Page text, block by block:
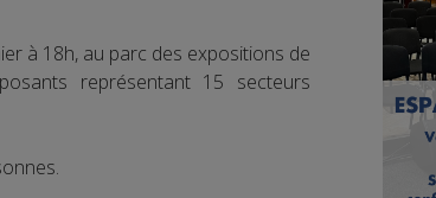
à 18h, au parc des expositions de
représentant 15 secteurs